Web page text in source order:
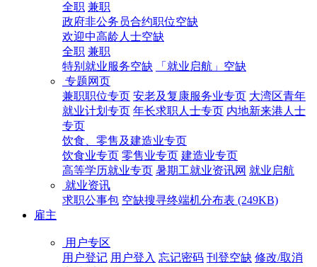
全职 兼职
政府非公务员合约职位空缺
欢迎中高龄人士空缺
全职 兼职
特别就业服务空缺
「就业启航」空缺
专题网页
兼职职位专页 安老及复康服务业专页 大湾区青年
就业计划专页 年长求职人士专页 内地新来港人士
专页
饮食、零售及建造业专页
饮食业专页 零售业专页 建造业专页
高等学历就业专页 暑期工就业资讯网 就业启航
就业资讯
求职公事包 空缺搜寻终端机分布表 (249KB)
雇主
用户专区
用户登记 用户登入 忘记密码 刊登空缺 修改/取消